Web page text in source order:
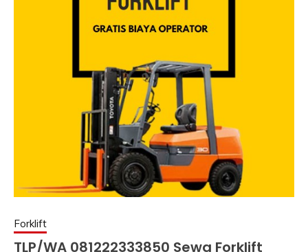
Forklift
TLP/WA 081222333850 Sewa Forklift